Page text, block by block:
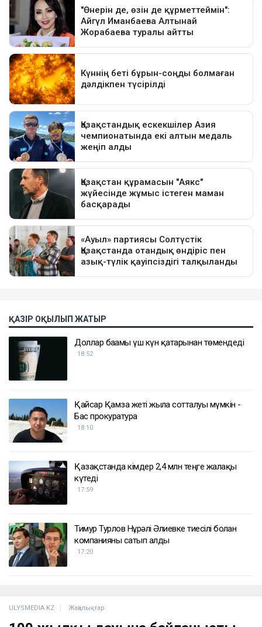
ҚАЗІР ОҚЫЛЫП ЖАТЫР
Доллар бағамы үш күн қатарынан төмендеді
18:52
Қайсар Қамза жеті жылға сотталуы мүмкін -
Бас прокуратура
18:10
Қазақстанда кімдер 2,4 млн теңге жалақы
күтеді
17:59
Тимур Турлов Нұрәлі Әлиевке тиесілі болған
компанияны сатып алды
17:20
ULYSMEDIA.KZ Жаңалықтар